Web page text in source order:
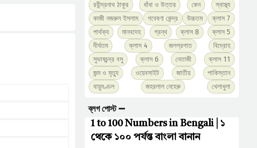
রবীন্দ্রনাথ ঠাকুর
ধাঁধা ও উত্তর কেন
স্বাস্থ্য
কাজী নজরুল ইসলাম
গবেষণা কেন্দ্র উচ্চতম
ক্লাস 7
পার্থক্য
মানবদেহ গ্রন্থ ক্লাস 8
ক্লাস 5
দীর্ঘতম
ক্লাস 4 জলপ্রপাত
বিদ্রোহ
সুভাষচন্দ্র বসু
ক্লাস 6 নেতাজী
ক্লাস 11
জন্ম ও মৃত্যু
ওয়েবসাইট জাতীয়
পাকিস্তান
বায়ুমণ্ডল
জহরলাল নেহেরু খেলাধুলা
ব্লগ পোস্ট ➖
1 to 100 Numbers in Bengali | ১
থেকে ১০০ পর্যন্ত বাংলা বানান